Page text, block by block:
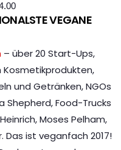
VEGANE M
– über 20 Start-Ups,
Kosmetikprodukten,
und Getränken, NGOs
Shepherd, Food-Trucks
Moses Pelham,
Das ist veganfach 2017!